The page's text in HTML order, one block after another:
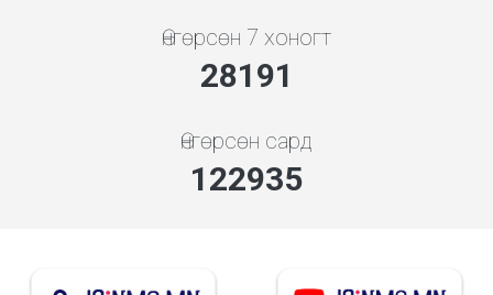
Өнгөрсөн 7 хоногт
31444
Өнгөрсөн сард
137120